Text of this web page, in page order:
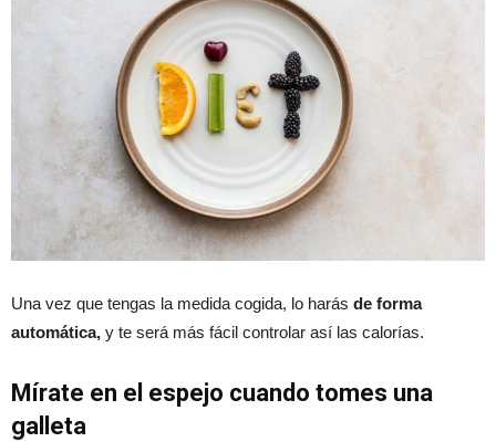
Una vez que tengas la medida cogida, lo harás de forma
automática, y te será más fácil controlar así las calorías.
Mírate en el espejo cuando tomes una
galleta